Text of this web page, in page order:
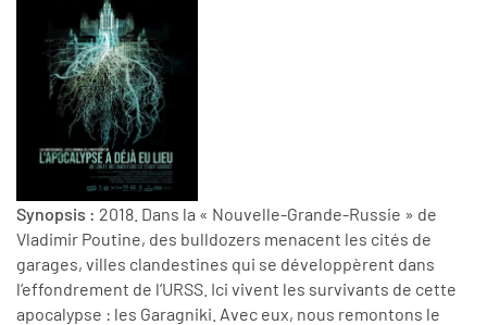
Synopsis : 2018. Dans la « Nouvelle-Grande-Russie » de
Vladimir Poutine, des bulldozers menacent les cités de
garages, villes clandestines qui se développèrent dans
l’effondrement de l’URSS. Ici vivent les survivants de cette
apocalypse : les Garagniki. Avec eux, nous remontons le